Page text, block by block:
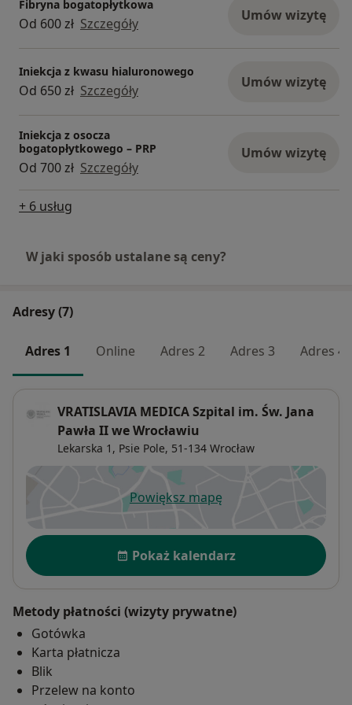
Fibryna bogatopłytkowa
Od 600 zł Szczegóły Umów wizytę
Iniekcja z kwasu hialuronowego
Od 650 zł Szczegóły Umów wizytę
Iniekcja z osocza
bogatopłytkowego – PRP
Od 700 zł Szczegóły
Umów wizytę
+ 6 usług
W jaki sposób ustalane są ceny?
Adresy (7)
Adres 1 Online Adres 2 Adres 3 Adres 4
VRATISLAVIA MEDICA Szpital im. Św. Jana
Pawła II we Wrocławiu
Lekarska 1, Psie Pole, 51-134 Wrocław
Powiększ mapęotwiera się w nowej karcie
Dostępność
Pokaż kalendarz
Metody płatności (wizyty prywatne)
Gotówka
Karta płatnicza
Blik
Przelew na konto